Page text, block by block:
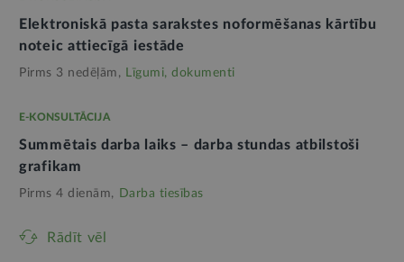
Elektroniskā pasta sarakstes noformēšanas kārtību
noteic attiecīgā iestāde
Pirms 3 nedēļām, Līgumi, dokumenti
E-KONSULTĀCIJA
Summētais darba laiks – darba stundas atbilstoši
grafikam
Pirms 4 dienām, Darba tiesības
Rādīt vēl